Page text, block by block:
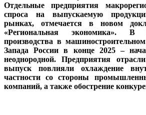
Отдельные предприятия
спроса на выпускаемую
рынках, отмечается в новом
«Региональная экономика». В
производства в
Запада России в конце 2025 –
неоднородной. Предприятия
выпуск повлияли охлаждение
частности со стороны
компаний, а также обострение